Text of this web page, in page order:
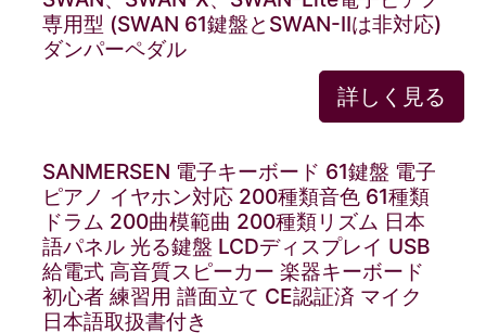
専用型 (SWAN 61鍵盤とSWAN-IIは非対応)
ダンパーペダル
詳しく見る
SANMERSEN 電子キーボード 61鍵盤 電子
ピアノ イヤホン対応 200種類音色 61種類
ドラム 200曲模範曲 200種類リズム 日本
語パネル 光る鍵盤 LCDディスプレイ USB
給電式 高音質スピーカー 楽器キーボード
初心者 練習用 譜面立て CE認証済 マイク
日本語取扱書付き